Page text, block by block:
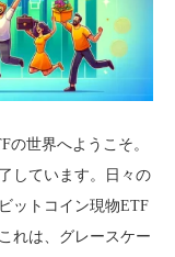
の世界へようこそ。
しています。日々の
ットコイン現物ETF
れは、グレースケー